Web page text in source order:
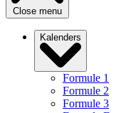
Close menu
Kalenders
Formule 1
Formule 2
Formule 3